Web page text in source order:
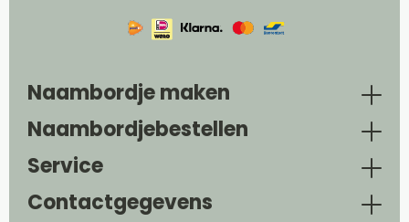
Naambordje maken
Naambordjebestellen
Service
Contactgegevens